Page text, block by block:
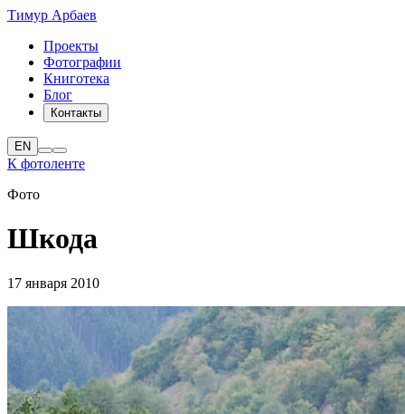
Тимур Арбаев
Проекты
Фотографии
Книготека
Блог
Контакты
EN
К фотоленте
Фото
Шкода
17 января 2010